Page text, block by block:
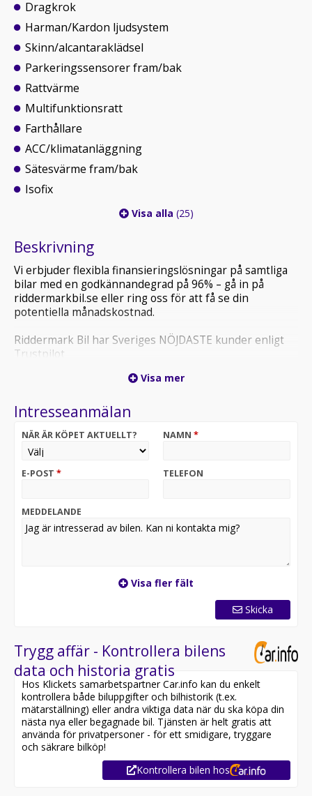
Dragkrok
Harman/Kardon ljudsystem
Skinn/alcantaraklädsel
Parkeringssensorer fram/bak
Rattvärme
Multifunktionsratt
Farthållare
ACC/klimatanläggning
Sätesvärme fram/bak
Isofix
Visa alla (25)
Beskrivning
Vi erbjuder flexibla finansieringslösningar på samtliga
bilar med en godkännandegrad på 96% – gå in på
riddermarkbil.se eller ring oss för att få se din
potentiella månadskostnad.
Riddermark Bil har Sveriges NÖJDASTE kunder enligt
Trustpilot
hemleverans i hela Sverige!*
Volvo V60 D4 R-Design kombinerar sportig R-Design,
stilren premiumkombi.
säkerställa att bilen finns i butiken, då den kan vara
Utrustning inkluderar:
- R-Design
- Harman/Kardon ljudsystem
- Skinn/alcantaraklädsel
Vid blandad körning är förbrukning endast 0.44 l/mil
Besiktigad till och med 2027-08-31
Möjlighet till 12-60 månaders garanti
Servicehistorik:
2017-03-01 - 2965 mil
2018-02-26 - 5874 mil
2019-02-20 - 7962 mil
2020-02-11 - 10052 mil
2021-01-13 - 11733 mil
Visa mer
Intresseanmälan
NÄR ÄR KÖPET AKTUELLT? NAMN *
E-POST * TELEFON
MEDDELANDE
Visa fler fält
Skicka
Trygg affär - Kontrollera bilens
data och historia gratis
Hos Klickets samarbetspartner Car.info kan du enkelt
kontrollera både biluppgifter och bilhistorik (t.ex.
mätarställning) eller andra viktiga data när du ska köpa din
nästa nya eller begagnade bil. Tjänsten är helt gratis att
använda för privatpersoner - för ett smidigare, tryggare
och säkrare bilköp!
Kontrollera bilen hos